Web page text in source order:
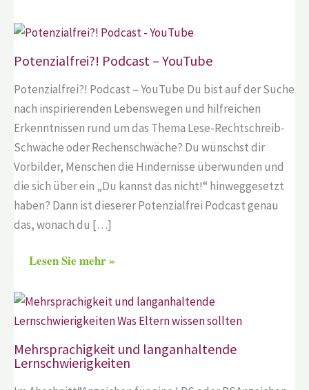
Potenzialfrei?! Podcast – YouTube
Potenzialfrei?! Podcast – YouTube Du bist auf der Suche
nach inspirierenden Lebenswegen und hilfreichen
Erkenntnissen rund um das Thema Lese-Rechtschreib-
Schwäche oder Rechenschwäche? Du wünschst dir
Vorbilder, Menschen die Hindernisse überwunden und
die sich über ein „Du kannst das nicht!“ hinweggesetzt
haben? Dann ist dieserer Potenzialfrei Podcast genau
das, wonach du […]
Lesen Sie mehr »
Mehrsprachigkeit und langanhaltende
Lernschwierigkeiten